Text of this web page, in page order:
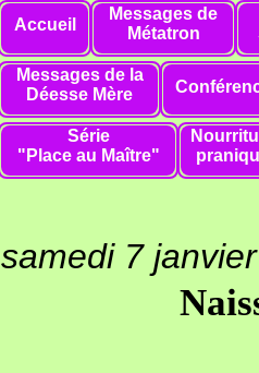
Accueil
Messages de
Métatron
Messages de la
Déesse Mère
Série
"Place au Maître"
samedi 7